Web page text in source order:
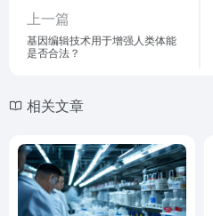
上一篇
基因编辑技术用于增强人类体能
是否合法？
相关文章